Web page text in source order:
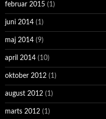
februar 2015 (1)
juni 2014 (1)
maj 2014 (9)
april 2014 (10)
oktober 2012 (1)
august 2012 (1)
marts 2012 (1)